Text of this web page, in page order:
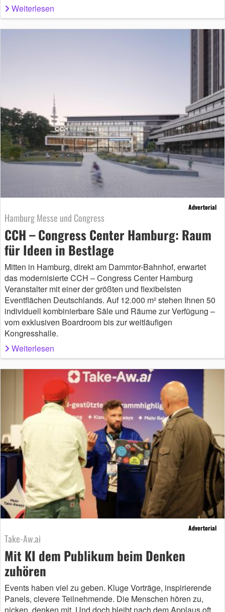
Weiterlesen
Advertorial
Hamburg Messe und Congress
CCH – Congress Center Hamburg: Raum
für Ideen in Bestlage
Mitten in Hamburg, direkt am Dammtor-Bahnhof, erwartet
das modernisierte CCH – Congress Center Hamburg
Veranstalter mit einer der größten und flexibelsten
Eventflächen Deutschlands. Auf 12.000 m² stehen Ihnen 50
individuell kombinierbare Säle und Räume zur Verfügung –
vom exklusiven Boardroom bis zur weitläufigen
Kongresshalle.
Weiterlesen
Advertorial
Take-Aw.ai
Mit KI dem Publikum beim Denken
zuhören
Events haben viel zu geben. Kluge Vorträge, inspirierende
Panels, clevere Teilnehmende. Die Menschen hören zu,
nicken, denken mit. Und doch bleibt nach dem Applaus oft